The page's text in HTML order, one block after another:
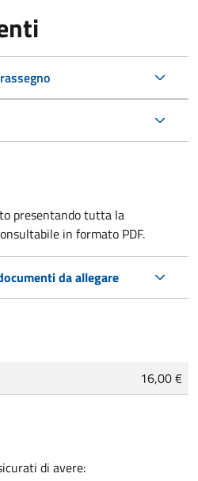
presentando tutta la
in formato PDF.
da allegare
16,00 €
di avere: